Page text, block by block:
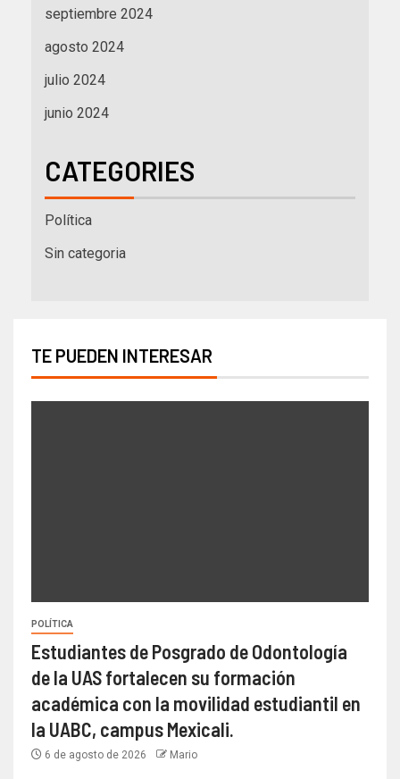
septiembre 2024
agosto 2024
julio 2024
junio 2024
CATEGORIES
Política
Sin categoria
TE PUEDEN INTERESAR
POLÍTICA
Estudiantes de Posgrado de Odontología
de la UAS fortalecen su formación
académica con la movilidad estudiantil en
la UABC, campus Mexicali.
6 de agosto de 2026 Mario